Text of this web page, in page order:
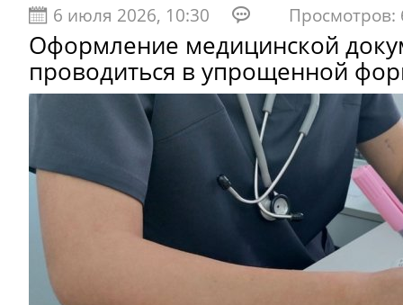
6 июля 2026, 10:30 Просмотров:
Оформление медицинской
проводиться в упрощенной